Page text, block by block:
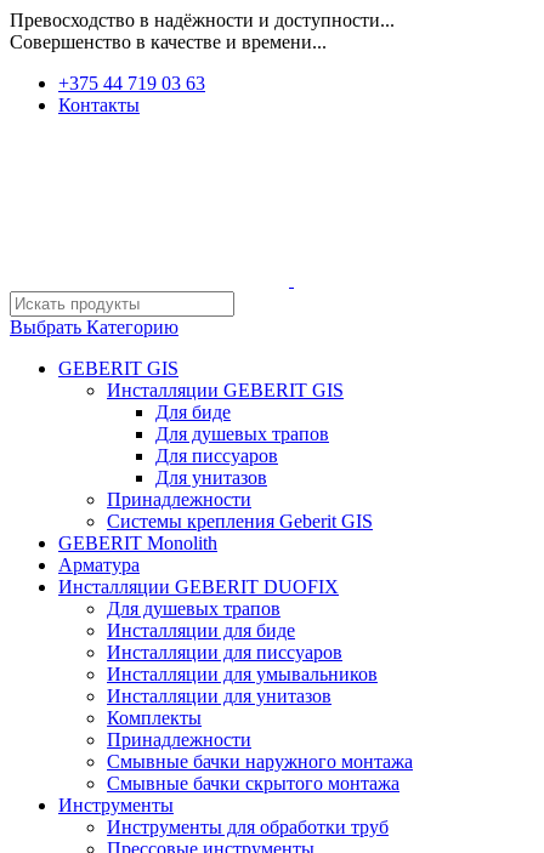
Превосходство в надёжности и доступности...
Совершенство в качестве и времени...
+375 44 719 03 63
Контакты
Выбрать Категорию
GEBERIT GIS
Инсталляции GEBERIT GIS
Для биде
Для душевых трапов
Для писсуаров
Для унитазов
Принадлежности
Системы крепления Geberit GIS
GEBERIT Monolith
Арматура
Инсталляции GEBERIT DUOFIX
Для душевых трапов
Инсталляции для биде
Инсталляции для писсуаров
Инсталляции для умывальников
Инсталляции для унитазов
Комплекты
Принадлежности
Смывные бачки наружного монтажа
Смывные бачки скрытого монтажа
Инструменты
Инструменты для обработки труб
Прессовые инструменты